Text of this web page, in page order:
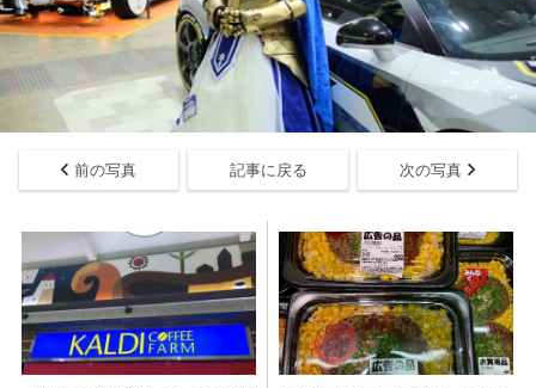
前の写真 記事に戻る 次の写真